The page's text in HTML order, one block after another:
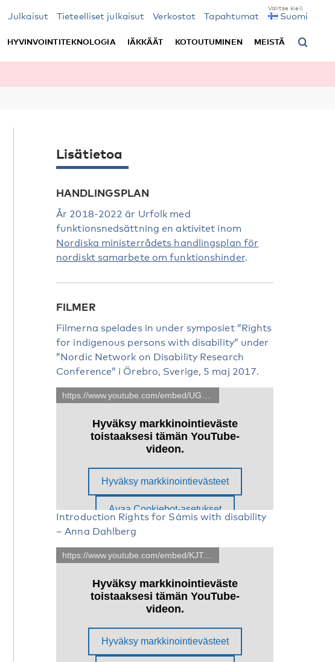
Julkaisut Tieteelliset julkaisut Verkostot Tapahtumat Suomi
HYVINVOINTITEKNOLOGIA IÄKKÄÄT KOTOUTUMINEN MEISTÄ
Lisätietoa
HANDLINGSPLAN
År 2018-2022 är Urfolk med
funktionsnedsättning en aktivitet inom
Nordiska ministerrådets handlingsplan för
nordiskt samarbete om funktionshinder.
FILMER
Filmerna spelades in under symposiet ”Rights
for indigenous persons with disability” under
”Nordic Network on Disability Research
Conference” i Örebro, Sverige, 5 maj 2017.
Introduction Rights for Sámis with disability
– Anna Dahlberg